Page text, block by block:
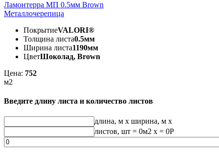
Ламонтерра МП 0.5мм Brown
Металлочерепица
ПокрытиеVALORI®
Толщина листа0.5мм
Ширина листа1190мм
ЦветШоколад, Brown
Цена: 752
м2
Введите длину листа и количество листов
длина, м x ширина, м x
листов, шт = 0м2 x = 0Р